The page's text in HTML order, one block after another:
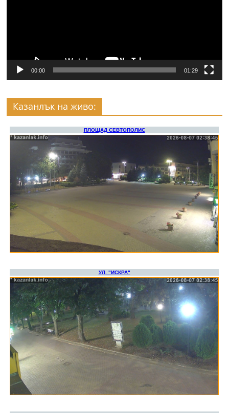
00:00 01:29
Казанлък на живо: